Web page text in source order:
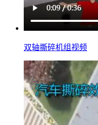
双轴撕碎机组视频